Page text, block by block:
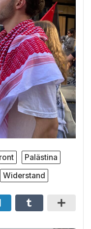
Palästina
Widerstand